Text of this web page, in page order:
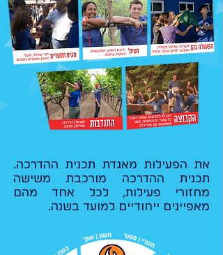
את הפעילות מאגדת תכנית ההדרכה.
תכנית ההדרכה מורכבת משישה
מחזורי פעילות, לכל אחד מהם
מאפיינים ייחודיים למועד בשנה.